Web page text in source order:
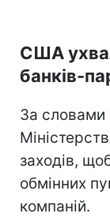
США
банків-
За словами
заходів,
обмінних
компаній.